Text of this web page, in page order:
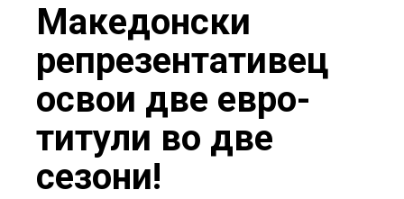
here
Македонски
репрезентативец
освои две евро-
титули во две
сезони!